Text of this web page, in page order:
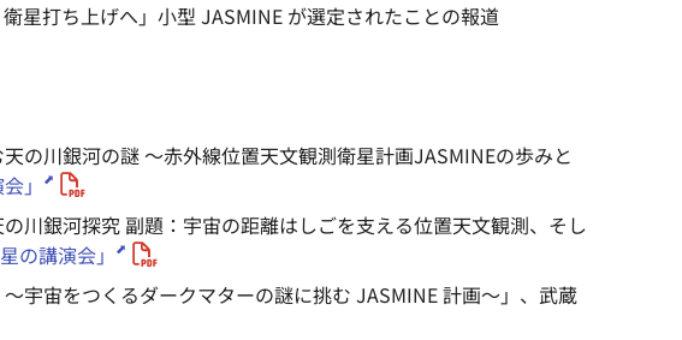
星打ち上げへ」小型 JASMINE が選定されたことの報道
の川銀河の謎 ～赤外線位置天文観測衛星計画JASMINEの歩みと
」
川銀河探究 副題：宇宙の距離はしごを支える位置天文観測、そし
の講演会」
宇宙をつくるダークマターの謎に挑む JASMINE 計画～」、武蔵